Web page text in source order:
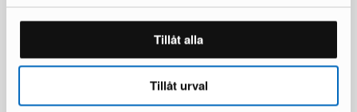
Tillåt alla
Tillåt urval
Olivia soffbord 120 cm brun
1 i lager · Nyskick
Du sparar 1 153 kr
Megg soffbord beige
1 i lager · Bra skick
Du sparar 2 279 kr